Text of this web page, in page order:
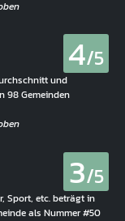
4/5
und
98 Gemeinden
3/5
Sport, etc. beträgt in
als Nummer #50